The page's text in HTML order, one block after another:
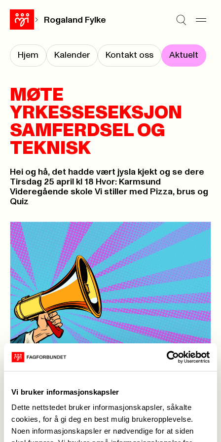
Vi bruker informasjonskapsler
Dette nettstedet bruker informasjonskapsler, såkalte
cookies, for å gi deg en best mulig brukeropplevelse.
Noen informasjonskapsler er nødvendige for at siden
Rogaland Fylke
Hjem Kalender Kontakt oss Aktuelt
MØTE
YRKESSESEKSJON
SAMFERDSEL OG
TEKNISK
Hei og hå, det hadde vært jysla kjekt og se dere
Tirsdag 25 april kl 18 Hvor: Karmsund
Videregående skole Vi stiller med Pizza, brus og
Quiz
(Foto: Mostphotos / Fagforbundet)
Publisert 24. mar. 2023
Vi håper du har lyst til og dele 2 timer med oss så